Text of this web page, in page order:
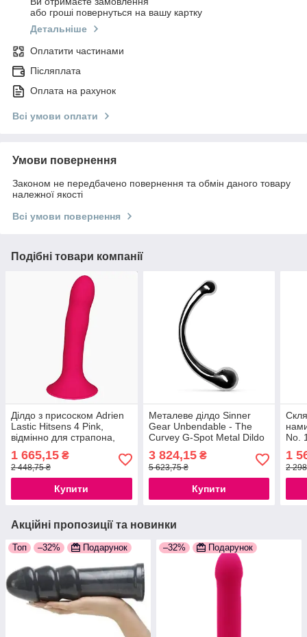
або гроші повернуться на вашу картку
Детальніше
Оплатити частинами
Післяплата
Оплата на рахунок
Всі умови оплати
Умови повернення
Законом не передбачено повернення та обмін даного товару
належної якості
Всі умови повернення
Подібні товари компанії
Ділдо з присоском Adrien
Lastic Hitsens 4 Pink,
відмінно для страпона,
17,8 см 777Store.com.ua
1 665,15 ₴
2 448,75 ₴
Купити
Металеве ділдо Sinner
Gear Unbendable - The
Curvey G-Spot Metal Dildo
3 824,15₴
5 623,75 ₴
Купити
No.
1
2
Акційні пропозиції та новинки
Топ –32% Подарунок –32% Подарунок